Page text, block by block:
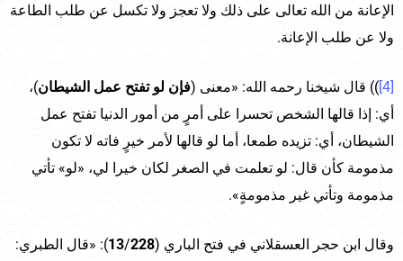
الإعانة من الله تعالى على ذلك ولا تعجز ولا تكسل عن طلب الطاعة
ولا عن طلب الإعانة.
[4] )) قال شيخنا رحمه الله: «معنى (فإن لو تفتح عمل الشيطان)،
أي: إذا قالها الشخص تحسرا على أمرٍ من أمور الدنيا تفتح عمل
الشيطان، أي: تزيده طمعا، أما لو قالها لأمر خيرٍ فاته لا تكون
مذمومة كأن قال: لو تعلمت في الصغر لكان خيرا لي، «لو» تأتي
مذمومة وتأتي غير مذمومةٍ».
وقال ابن حجر العسقلاني في فتح الباري ( 13/228
): «قال الطبري: